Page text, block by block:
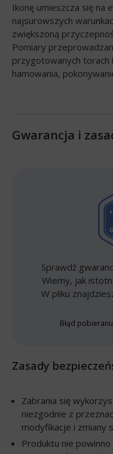
Ikonę umieszcza się
najsurowszych
zwiększoną
Pomiary
przygotowanych
hamowania,
Gwarancja i
Sprawdź
Wiemy, jak
W pliku
Błąd
Zasady
Zabrania się
niezgodnie z
modyfikacje i zmiany
Produktu nie